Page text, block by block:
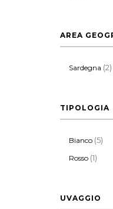
AREA
Sardegna (2)
TIPOLOGIA
Bianco (5)
Rosso (1)
UVAGGIO